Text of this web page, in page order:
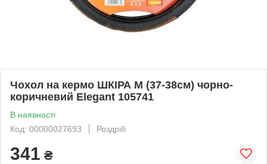
Чохол на кермо ШКІРА M (37-38см) чорно-
коричневий Elegant 105741
В наявності
Код: 00000027693
Роздріб
341 ₴